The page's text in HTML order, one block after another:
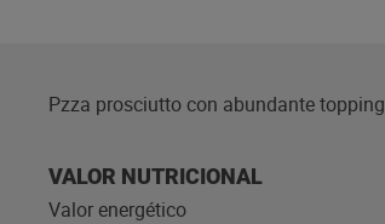
Pzza prosciutto con abundante topping
VALOR NUTRICIONAL
Valor energético